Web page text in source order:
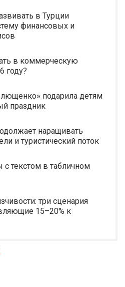
в Турции
финансовых и
в коммерческую
году?
подарила детям
праздник
наращивать
и туристический поток
текстом в табличном
три сценария
15–20% к